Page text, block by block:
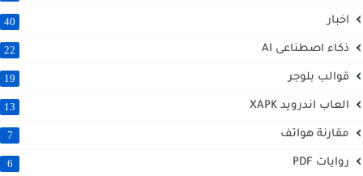
اخبار 40
ذكاء اصطناعى AI 22
قوالب بلوجر 19
العاب اندرويد XAPK 13
مقارنة هواتف 7
روايات PDF 6